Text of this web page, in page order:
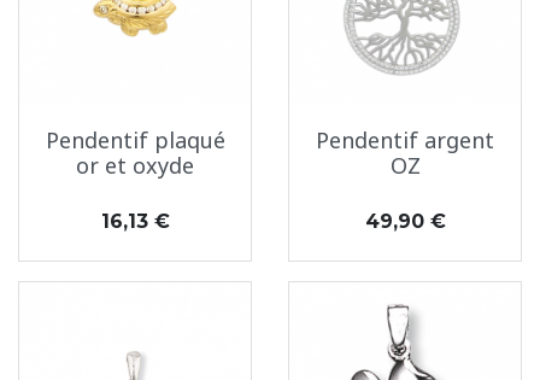
Pendentif plaqué
or et oxyde
Prix
16,13 €
Pendentif argent
OZ
Prix
49,90 €